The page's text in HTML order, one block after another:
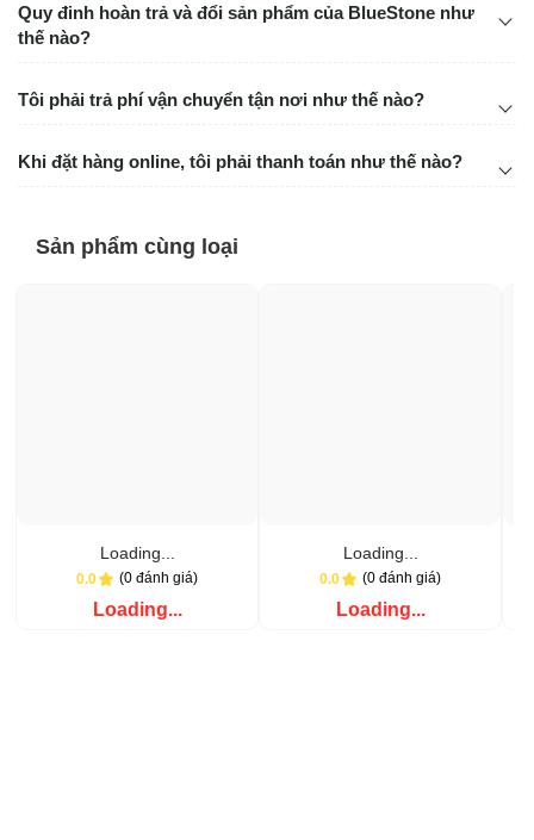
Quy đinh hoàn trả và đổi sản phẩm của BlueStone như
thế nào?
Tôi phải trả phí vận chuyển tận nơi như thế nào?
Khi đặt hàng online, tôi phải thanh toán như thế nào?
Sản phẩm cùng loại
Loading...
0.0 (0 đánh giá)
Loading...
Loading...
0.0 (0 đánh giá)
Loading...